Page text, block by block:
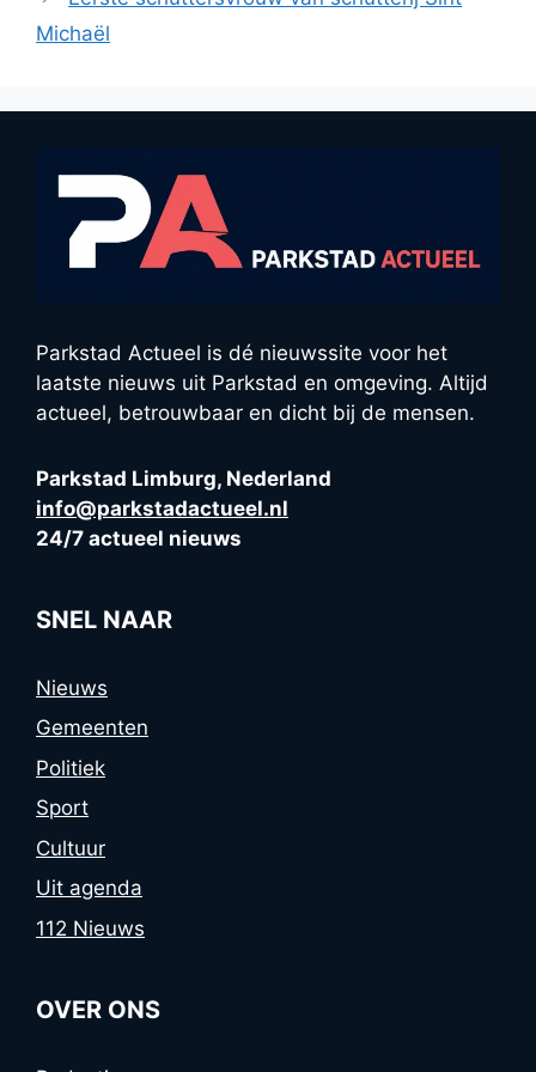
Michaël
Parkstad Actueel is dé nieuwssite voor het
laatste nieuws uit Parkstad en omgeving. Altijd
actueel, betrouwbaar en dicht bij de mensen.
Parkstad Limburg, Nederland
info@parkstadactueel.nl
24/7 actueel nieuws
SNEL NAAR
Nieuws
Gemeenten
Politiek
Sport
Cultuur
Uit agenda
112 Nieuws
OVER ONS